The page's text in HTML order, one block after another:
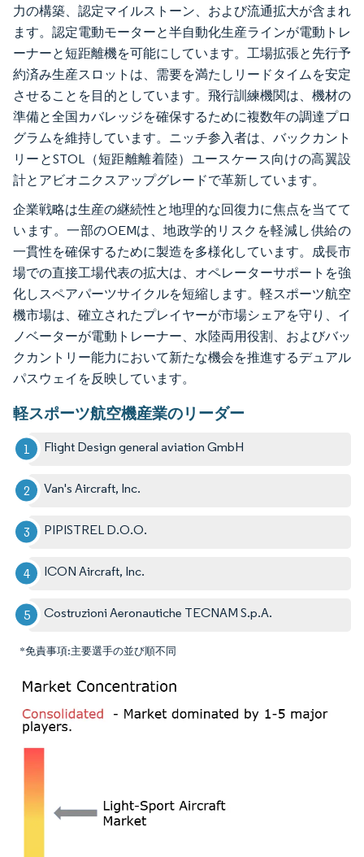
力の構築、認定マイルストーン、および流通拡大が含まれ
ます。認定電動モーターと半自動化生産ラインが電動トレ
ーナーと短距離機を可能にしています。工場拡張と先行予
約済み生産スロットは、需要を満たしリードタイムを安定
させることを目的としています。飛行訓練機関は、機材の
準備と全国カバレッジを確保するために複数年の調達プロ
グラムを維持しています。ニッチ参入者は、バックカント
リーとSTOL（短距離離着陸）ユースケース向けの高翼設
計とアビオニクスアップグレードで革新しています。
企業戦略は生産の継続性と地理的な回復力に焦点を当てて
います。一部のOEMは、地政学的リスクを軽減し供給の
一貫性を確保するために製造を多様化しています。成長市
場での直接工場代表の拡大は、オペレーターサポートを強
化しスペアパーツサイクルを短縮します。軽スポーツ航空
機市場は、確立されたプレイヤーが市場シェアを守り、イ
ノベーターが電動トレーナー、水陸両用役割、およびバッ
クカントリー能力において新たな機会を推進するデュアル
パスウェイを反映しています。
軽スポーツ航空機産業のリーダー
Flight Design general aviation GmbH
Van's Aircraft, Inc.
PIPISTREL D.O.O.
ICON Aircraft, Inc.
Costruzioni Aeronautiche TECNAM S.p.A.
*免責事項:主要選手の並び順不同